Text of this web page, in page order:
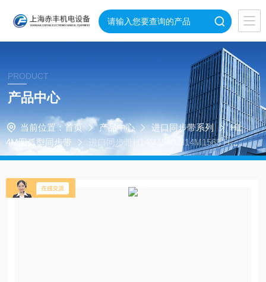
PRODUCT
产品中心
当前位置： 首页 产品中心 进口同步带系列
H1
4M圆弧型同步带
进口同步带H14M1540 H14M1568 H14
M1610 H14M1638 H14M1652